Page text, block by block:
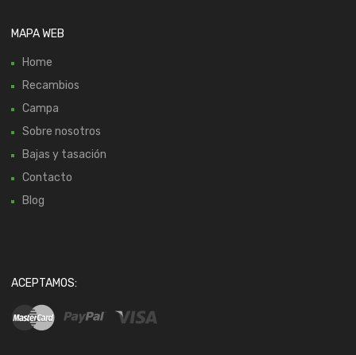
MAPA WEB
Home
Recambios
Campa
Sobre nosotros
Bajas y tasación
Contacto
Blog
ACEPTAMOS: